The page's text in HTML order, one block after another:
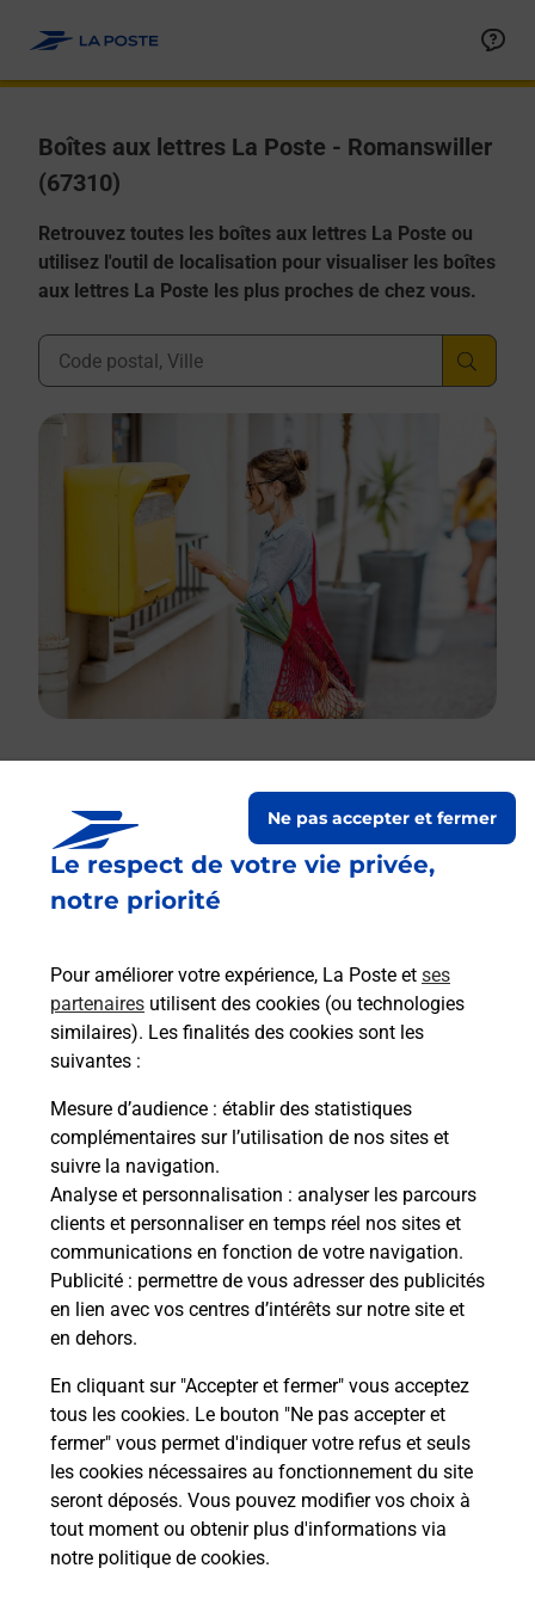
Le respect de votre vie privée,
notre priorité
Pour améliorer votre expérience, La Poste et ses
partenaires utilisent des cookies (ou technologies
similaires). Les finalités des cookies sont les
suivantes :
Mesure d’audience : établir des statistiques
complémentaires sur l’utilisation de nos sites et
suivre la navigation.
Analyse et personnalisation : analyser les parcours
clients et personnaliser en temps réel nos sites et
communications en fonction de votre navigation.
Publicité : permettre de vous adresser des publicités
en lien avec vos centres d’intérêts sur notre site et
en dehors.
En cliquant sur "Accepter et fermer" vous acceptez
tous les cookies. Le bouton "Ne pas accepter et
fermer" vous permet d'indiquer votre refus et seuls
les cookies nécessaires au fonctionnement du site
seront déposés. Vous pouvez modifier vos choix à
tout moment ou obtenir plus d'informations via
notre politique de cookies.
Ne pas accepter et fermer
Boîtes aux lettres La Poste - Romanswiller
(67310)
Retrouvez toutes les boîtes aux lettres La Poste ou
utilisez l'outil de localisation pour visualiser les boîtes
aux lettres La Poste les plus proches de chez vous.
Ville, Département, Code Postal
Boîte aux lettres La Poste
Prochaine collecte du courrier vendredi
09h00
67310 Romanswiller
Le lien s'ouvre dans un nouvel onglet
Boîte aux lettres La Poste
Prochaine collecte du courriervendredià
09h00
5 Place De La Mairie
67310 Romanswiller
Le lien s'ouvre dans un nouvel onglet
Localiser Liste Boîtes aux lettres Bas-Rhin Romanswiller